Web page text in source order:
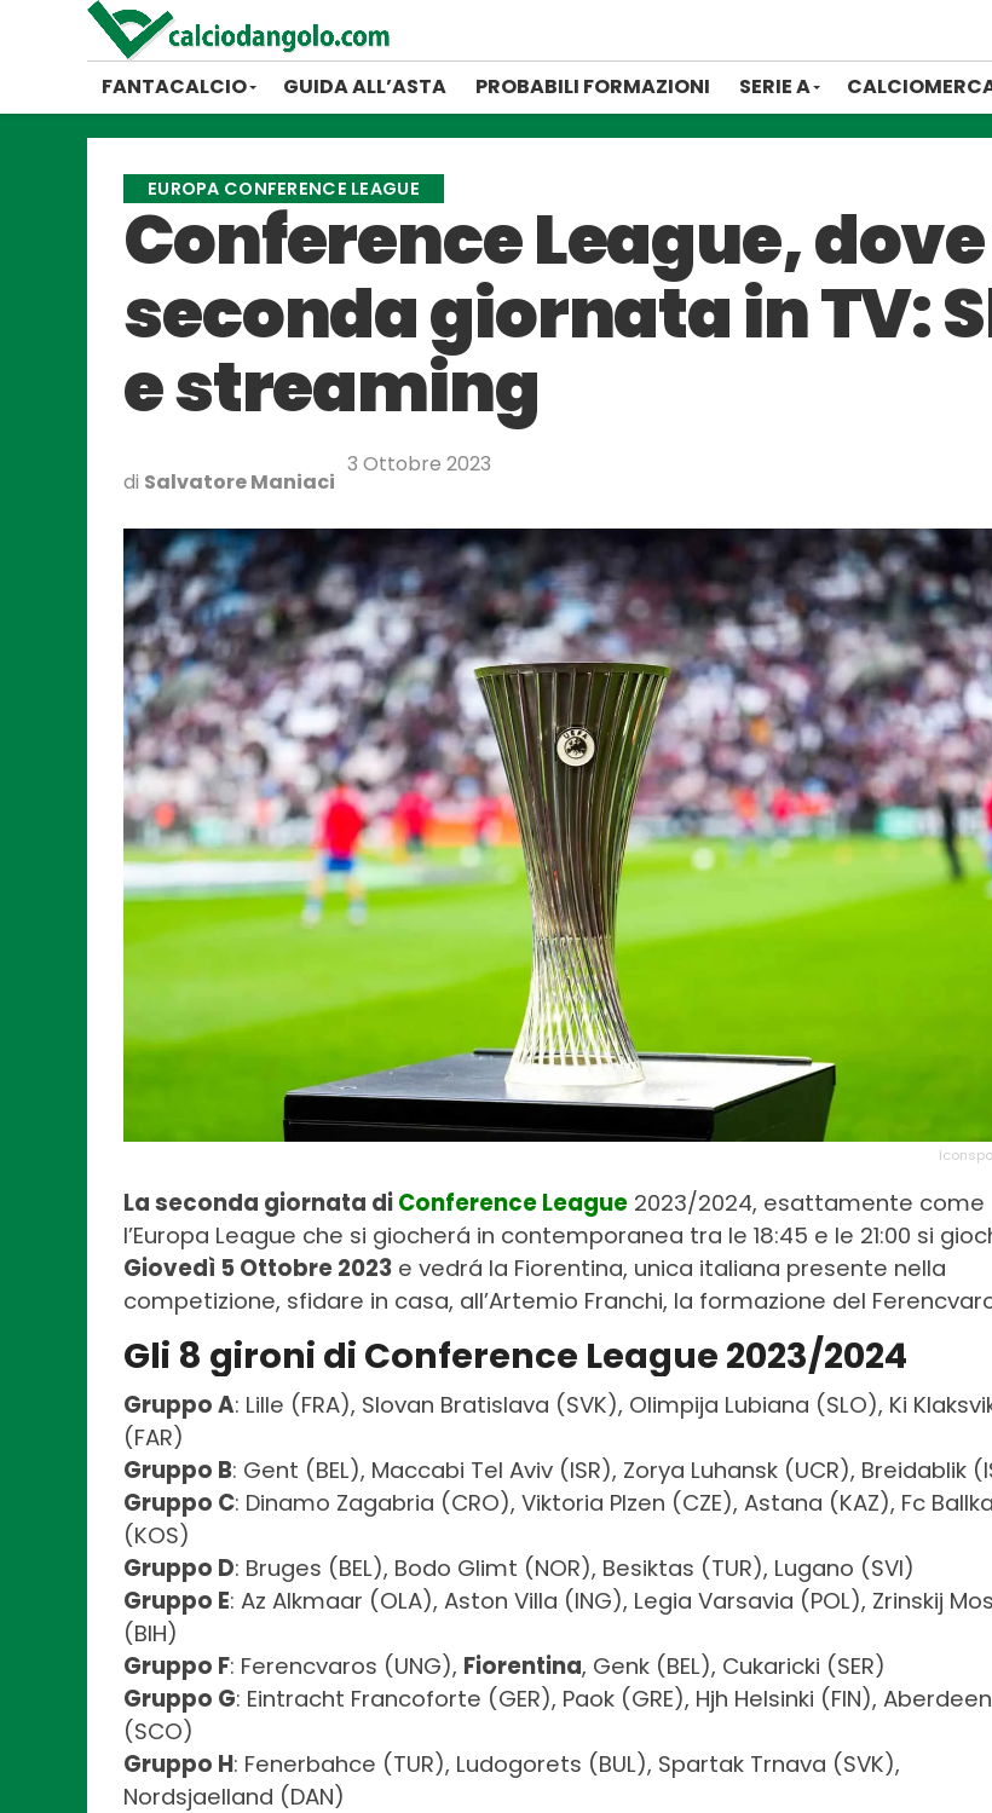
FANTACALCIO GUIDA ALL’ASTA PROBABILI FORMAZIONI SERIE A
EUROPA CONFERENCE LEAGUE
Conference League,
seconda giornata in TV:
e streaming
di Salvatore Maniaci
3 Ottobre 2023
La seconda giornata di Conference League 2023/2024, esattamente come
l’Europa League che si giocherá in contemporanea tra le 18:45 e le 21:00 si
Giovedì 5 Ottobre 2023 e vedrá la Fiorentina, unica italiana presente nella
competizione, sfidare in casa, all’Artemio Franchi, la formazione del
Gli 8 gironi di Conference League 2023/2024
Gruppo A: Lille (FRA), Slovan Bratislava (SVK), Olimpija Lubiana (SLO), Ki
(FAR)
Gruppo B: Gent (BEL), Maccabi Tel Aviv (ISR), Zorya Luhansk (UCR), Breidablik
Gruppo C: Dinamo Zagabria (CRO), Viktoria Plzen (CZE), Astana (KAZ), Fc
(KOS)
Gruppo D: Bruges (BEL), Bodo Glimt (NOR), Besiktas (TUR), Lugano (SVI)
Gruppo E: Az Alkmaar (OLA), Aston Villa (ING), Legia Varsavia (POL), Zrinskij
(BIH)
Gruppo F: Ferencvaros (UNG), Fiorentina, Genk (BEL), Cukaricki (SER)
Gruppo G: Eintracht Francoforte (GER), Paok (GRE), Hjh Helsinki (FIN), Aberdeen
(SCO)
Gruppo H: Fenerbahce (TUR), Ludogorets (BUL), Spartak Trnava (SVK),
Nordsjaelland (DAN)